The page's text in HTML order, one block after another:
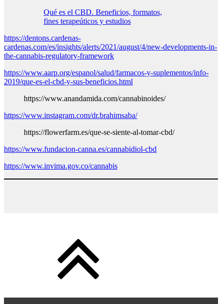
Qué es el CBD. Beneficios, formatos,
fines terapeúticos y estudios
https://dentons.cardenas-
cardenas.com/es/insights/alerts/2021/august/4/new-developments-in-
the-cannabis-regulatory-framework
https://www.aarp.org/espanol/salud/farmacos-y-suplementos/info-
2019/que-es-el-cbd-y-sus-beneficios.html
https://www.anandamida.com/cannabinoides/
https://www.instagram.com/dr.brahimsaba/
https://flowerfarm.es/que-se-siente-al-tomar-cbd/
https://www.fundacion-canna.es/cannabidiol-cbd
https://www.invima.gov.co/cannabis